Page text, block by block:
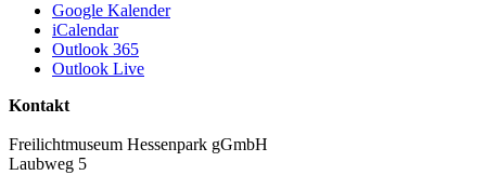
Google Kalender
iCalendar
Outlook 365
Outlook Live
Kontakt
Freilichtmuseum Hessenpark gGmbH
Laubweg 5